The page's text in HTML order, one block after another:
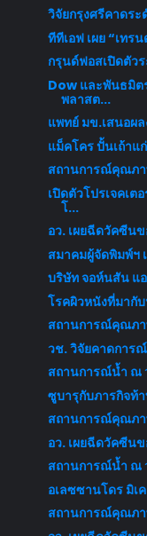
วิจัยกรุงศรีคาดร
ทีทีเอฟ เผย “เท
กรุนด์ฟอสเปิดตั
Dow และพันธมิต
พลาสต...
แพทย์ มข.เสนอผ
แม็คโคร ปั้นเถ้าแ
สถานการณ์คุณภา
เปิดตัวโปรเจคเ
โ...
อว. เผยฉีดวัคซีน
สมาคมผู้จัดพิมพ์ฯ
บริษัท จอห์นสัน แ
โรคผิวหนังที่มากั
สถานการณ์คุณภา
วช. วิจัยคาดการ
สถานการณ์น้ำ ณ
ซูบารุกับภารกิจท้
สถานการณ์คุณภา
อว. เผยฉีดวัคซีน
สถานการณ์น้ำ ณ
อเลซซานโดร มิ
สถานการณ์คุณภา